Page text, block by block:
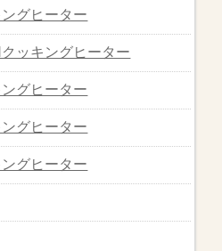
グヒーター
ッキングヒーター
グヒーター
グヒーター
グヒーター